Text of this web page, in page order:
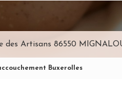
des Artisans 86550
Buxerolles